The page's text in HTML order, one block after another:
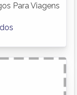
Para Viagens